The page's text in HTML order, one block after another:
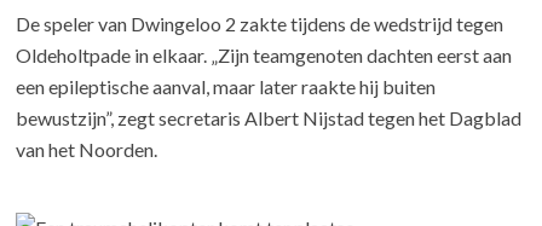
De speler van Dwingeloo 2 zakte tijdens de wedstrijd tegen
Oldeholtpade in elkaar. „Zijn teamgenoten dachten eerst aan
een epileptische aanval, maar later raakte hij buiten
bewustzijn”, zegt secretaris Albert Nijstad tegen het Dagblad
van het Noorden.